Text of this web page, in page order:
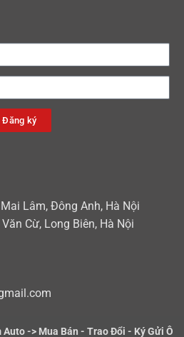
Đăng ký
Lâm, Đông Anh, Hà Nội
Cừ, Long Biên, Hà Nội
Auto -> Mua Bán - Trao Đổi - Ký Gửi Ô